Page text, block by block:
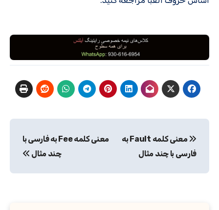
نوشته
معنی کلمه Fault به
فارسی با چند مثال
معنی کلمه Fee به فارسی با
چند مثال